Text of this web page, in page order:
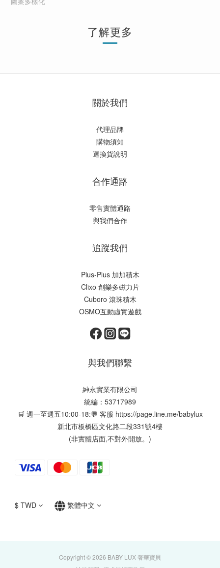
了解更多
關於我們
代理品牌
購物須知
退換貨說明
合作通路
零售實體通路
與我們合作
追蹤我們
Plus-Plus 加加積木
Clixo 創樂多磁力片
Cuboro 滾珠積木
OSMO互動虛實遊戲
與我們聯繫
紳永實業有限公司
統編：53717989
🛒 週一至週五10:00-18:💬 客服 https://page.line.me/babylux
新北市板橋區文化路二段331號4樓
(非實體店面,不對外開放。)
$ TWD 繁體中文
Copyright © 2026 BABY LUX 奢華寶貝